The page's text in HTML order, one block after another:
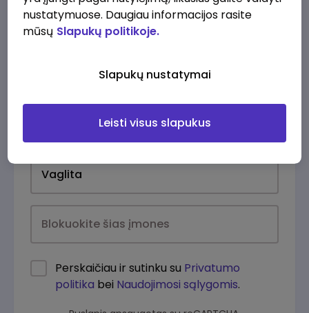
Perskaičiau ir sutinku su Privatumo
politika bei Naudojimosi sąlygomis.
nustatymuose. Daugiau informacijos rasite
mūsų Slapukų politikoje.
Slapukų nustatymai
Leisti visus slapukus